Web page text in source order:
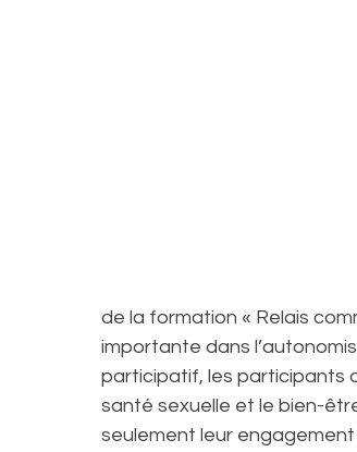
de la formation « Relais
importante dans
participatif, les participants
santé sexuelle et le bien-
seulement leur